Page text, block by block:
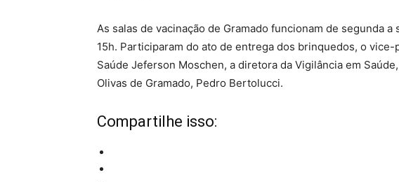
As salas de vacinação de Gramado funcionam de segunda a
15h. Participaram do ato de entrega dos brinquedos, o
Saúde Jeferson Moschen, a diretora da Vigilância em
Olivas de Gramado, Pedro Bertolucci.
Compartilhe isso: